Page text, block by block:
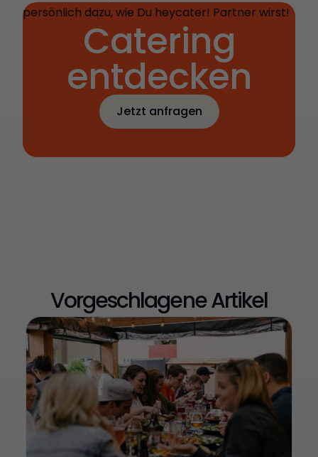
persönlich dazu, wie Du heycater! Partner wirst!
Catering
entdecken
Jetzt anfragen
Jetzt Catering
Vorgeschlagene Artikel